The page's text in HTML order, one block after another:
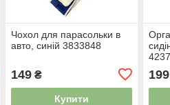
Чохол для парасольки в
авто, синій 3833848
149₴
Купити
199